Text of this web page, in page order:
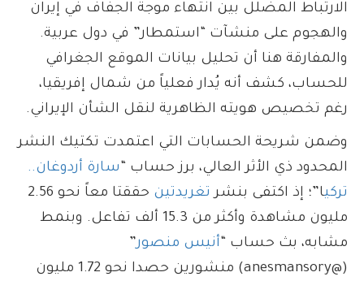
الارتباط المضلل بين انتهاء موجة الجفاف في إيران
والهجوم على منشآت “استمطار” في دول عربية.
والمفارقة هنا أن تحليل بيانات الموقع الجغرافي
للحساب، كشف أنه يُدار فعلياً من شمال إفريقيا،
رغم تخصيص هويته الظاهرية لنقل الشأن الإيراني.
وضمن شريحة الحسابات التي اعتمدت تكتيك النشر
المحدود ذي الأثر العالي، برز حساب “سارة أردوغان..
تركيا”؛ إذ اكتفى بنشر تغريدتين
حققتا معاً نحو 2.56
مليون مشاهدة وأكثر من 15.3 ألف تفاعل. وبنمط
مشابه، بث حساب “أنيس منصور”
(@anesmansory) منشورين حصدا نحو 1.72 مليون